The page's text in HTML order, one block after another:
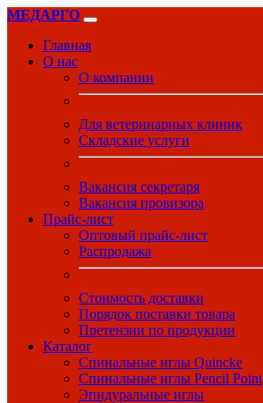
МЕДАРГО
Главная
О нас
О компании
Для ветеринарных клиник
Складские услуги
Вакансия секретаря
Вакансия провизора
Прайс-лист
Оптовый прайс-лист
Распродажа
Стоимость доставки
Порядок поставки товара
Претензии по продукции
Каталог
Спинальные иглы Quincke
Спинальные иглы Pencil Point
Эпидуральные иглы